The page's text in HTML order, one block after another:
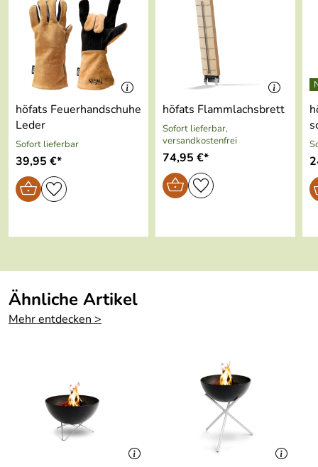
höfats Feuerhandschuhe
Leder
Sofort lieferbar
39,95 €*
höfats Flammlachsbrett
Sofort lieferbar,
versandkostenfrei
74,95 €*
Ähnliche Artikel
Mehr entdecken >